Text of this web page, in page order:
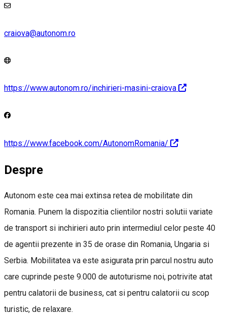
craiova@autonom.ro
https://www.autonom.ro/inchirieri-masini-craiova
https://www.facebook.com/AutonomRomania/
Despre
Autonom este cea mai extinsa retea de mobilitate din
Romania. Punem la dispozitia clientilor nostri solutii variate
de transport si inchirieri auto prin intermediul celor peste 40
de agentii prezente in 35 de orase din Romania, Ungaria si
Serbia. Mobilitatea va este asigurata prin parcul nostru auto
care cuprinde peste 9.000 de autoturisme noi, potrivite atat
pentru calatorii de business, cat si pentru calatorii cu scop
turistic, de relaxare.